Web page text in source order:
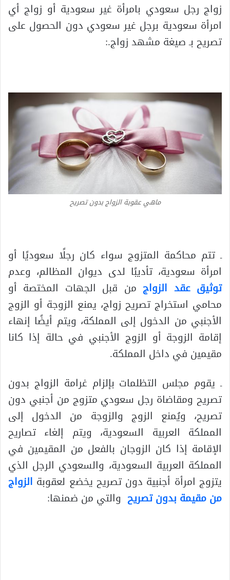
زواج رجل سعودي بامرأة غير سعودية أو زواج أي
امرأة سعودية برجل غير سعودي دون الحصول على
تصريح بـ صيغة مشهد زواج.:
ماهي عقوبة الزواج بدون تصريح
ـ تتم محاكمة المتزوج سواء كان رجلًا سعوديًا أو
امرأة سعودية، تأديبًا لدى ديوان المظالم، وعدم
توثيق عقد الزواجمن قبل الجهات المختصة أو
محامي استخراج تصريح زواج، يمنع الزوجة أو الزوج
الأجنبي من الدخول إلى المملكة، ويتم أيضًا إنهاء
إقامة الزوجة أو الزوج الأجنبي في حالة إذا كانا
مقيمين في داخل المملكة.
ـ يقوم مجلس التظلمات بإلزام غرامة الزواج بدون
تصريح ومقاضاة رجل سعودي متزوج من أجنبي دون
تصريح، ويُمنع الزوج والزوجة من الدخول إلى
المملكة العربية السعودية، ويتم إلغاء تصاريح
الإقامة إذا كان الزوجان بالفعل من المقيمين في
المملكة العربية السعودية، والسعودي الرجل الذي
يتزوج امرأة أجنبية دون تصريح يخضع لعقوبة الزواج
من مقيمة بدون تصريح والتي من ضمنها: